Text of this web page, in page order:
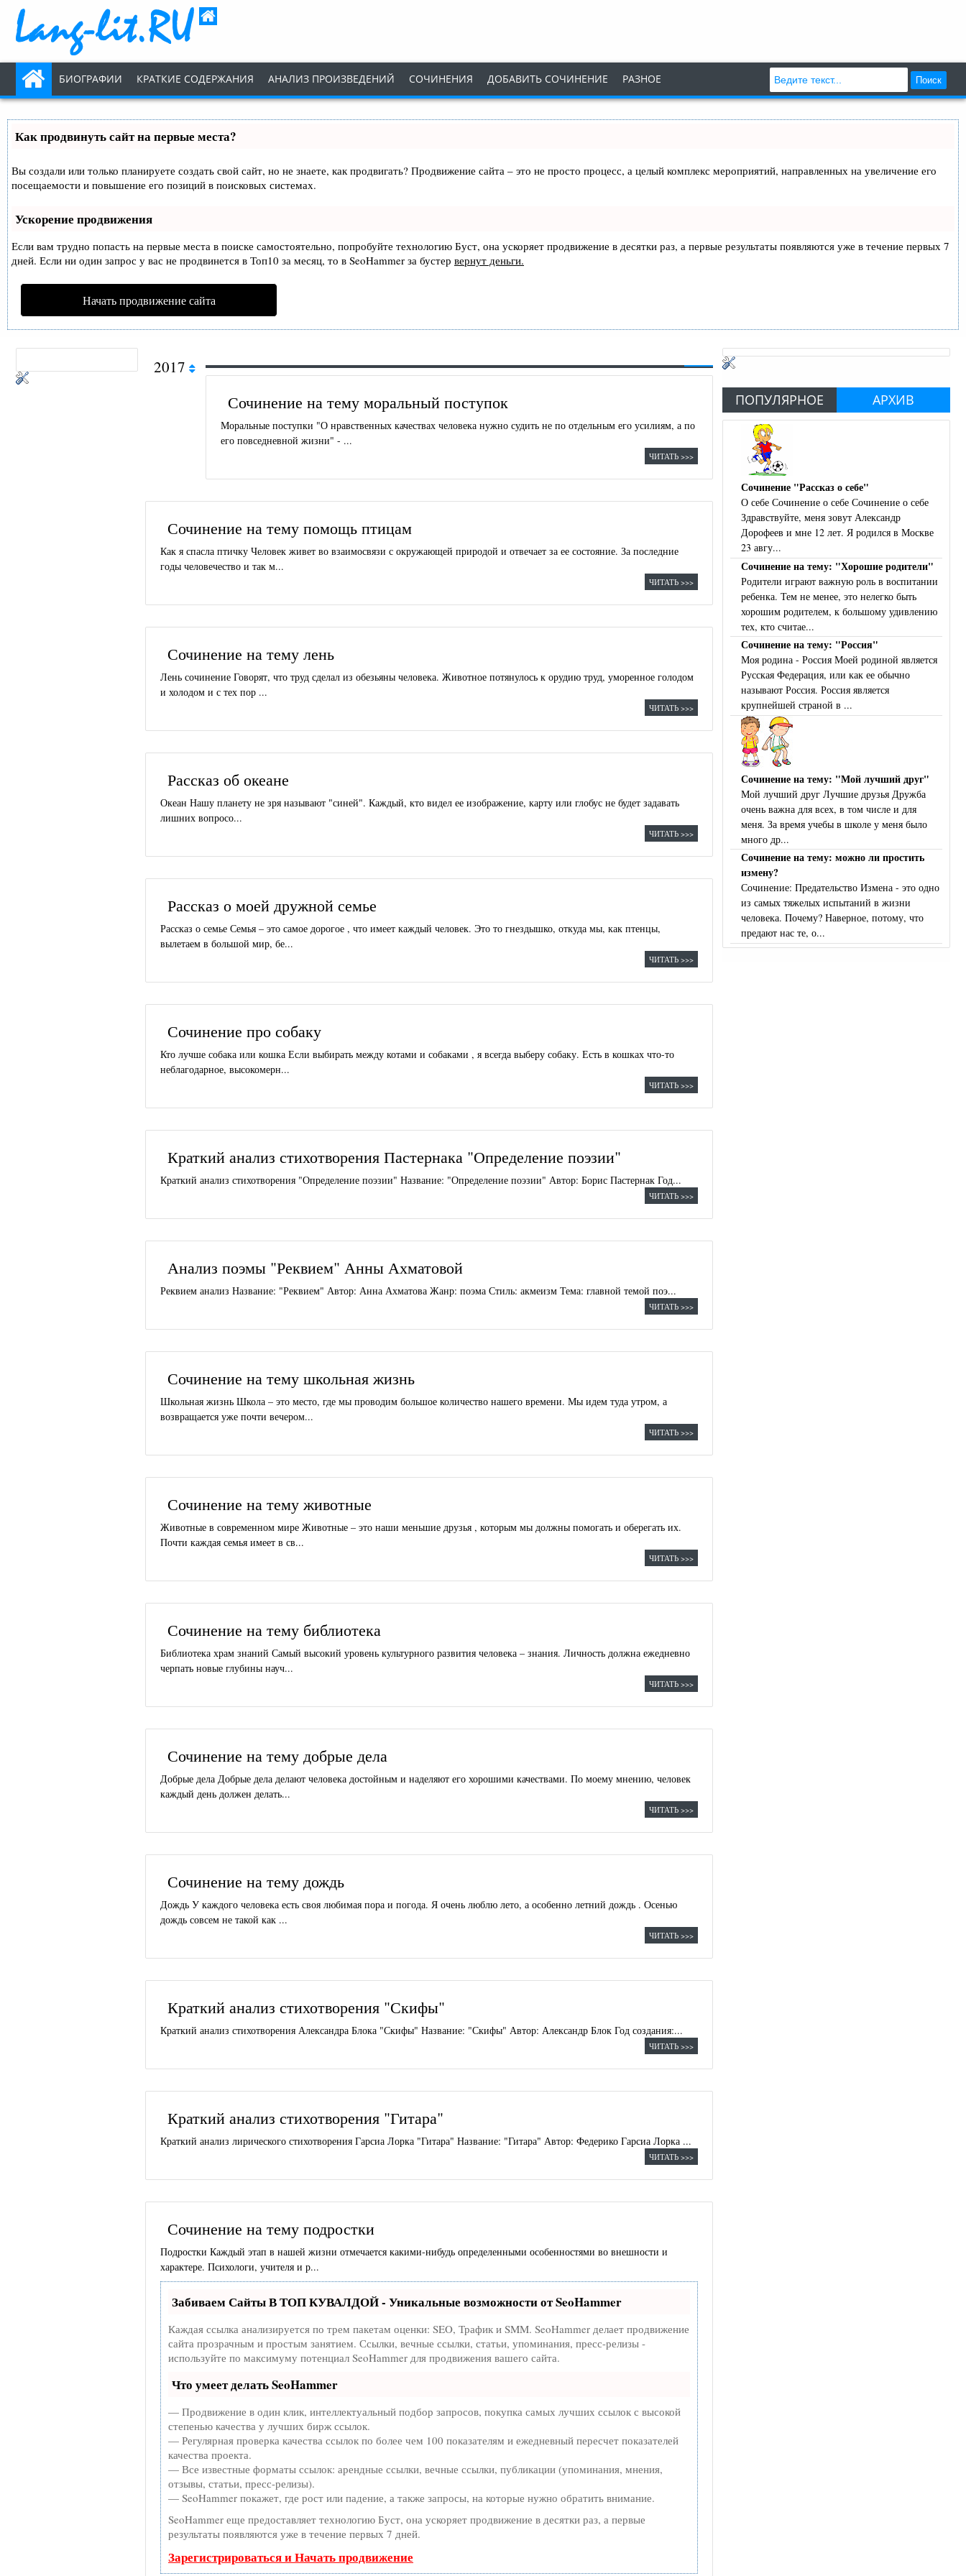
БИОГРАФИИ КРАТКИЕ СОДЕРЖАНИЯ АНАЛИЗ ПРОИЗВЕДЕНИЙ СОЧИНЕНИЯ ДОБАВИТЬ СОЧИНЕНИЕ РАЗНОЕ Поиск
Как продвинуть сайт на первые места?
Вы создали или только планируете создать свой сайт, но не знаете, как продвигать? Продвижение сайта – это не просто процесс, а целый комплекс мероприятий, направленных на увеличение его
посещаемости и повышение его позиций в поисковых системах.
Ускорение продвижения
Если вам трудно попасть на первые места в поиске самостоятельно, попробуйте технологию Буст, она ускоряет продвижение в десятки раз, а первые результаты появляются уже в течение первых 7
дней. Если ни один запрос у вас не продвинется в Топ10 за месяц, то в SeoHammer за бустер вернут деньги.
Начать продвижение сайта
2017
Сочинение на тему моральный поступок
Моральные поступки "О нравственных качествах человека нужно судить не по отдельным его усилиям, а по
его повседневной жизни" - ...
ЧИТАТЬ >>>
Сочинение на тему помощь птицам
Как я спасла птичку Человек живет во взаимосвязи с окружающей природой и отвечает за ее состояние. За последние
годы человечество и так м...
ЧИТАТЬ >>>
Сочинение на тему лень
Лень сочинение Говорят, что труд сделал из обезьяны человека. Животное потянулось к орудию труд, уморенное голодом
и холодом и с тех пор ...
ЧИТАТЬ >>>
Рассказ об океане
Океан Нашу планету не зря называют "синей". Каждый, кто видел ее изображение, карту или глобус не будет задавать
лишних вопросо...
ЧИТАТЬ >>>
Рассказ о моей дружной семье
Рассказ о семье Семья – это самое дорогое , что имеет каждый человек. Это то гнездышко, откуда мы, как птенцы,
вылетаем в большой мир, бе...
ЧИТАТЬ >>>
Сочинение про собаку
Кто лучше собака или кошка Если выбирать между котами и собаками , я всегда выберу собаку. Есть в кошках что-то
неблагодарное, высокомерн...
ЧИТАТЬ >>>
Краткий анализ стихотворения Пастернака "Определение поэзии"
Краткий анализ стихотворения "Определение поэзии" Название: "Определение поэзии" Автор: Борис Пастернак Год...
ЧИТАТЬ >>>
Анализ поэмы "Реквием" Анны Ахматовой
Реквием анализ Название: "Реквием" Автор: Анна Ахматова Жанр: поэма Стиль: акмеизм Тема: главной темой поэ...
ЧИТАТЬ >>>
Сочинение на тему школьная жизнь
Школьная жизнь Школа – это место, где мы проводим большое количество нашего времени. Мы идем туда утром, а
возвращается уже почти вечером...
ЧИТАТЬ >>>
Сочинение на тему животные
Животные в современном мире Животные – это наши меньшие друзья , которым мы должны помогать и оберегать их.
Почти каждая семья имеет в св...
ЧИТАТЬ >>>
Сочинение на тему библиотека
Библиотека храм знаний Самый высокий уровень культурного развития человека – знания. Личность должна ежедневно
черпать новые глубины науч...
ЧИТАТЬ >>>
Сочинение на тему добрые дела
Добрые дела Добрые дела делают человека достойным и наделяют его хорошими качествами. По моему мнению, человек
каждый день должен делать...
ЧИТАТЬ >>>
Сочинение на тему дождь
Дождь У каждого человека есть своя любимая пора и погода. Я очень люблю лето, а особенно летний дождь . Осенью
дождь совсем не такой как ...
ЧИТАТЬ >>>
Краткий анализ стихотворения "Скифы"
Краткий анализ стихотворения Александра Блока "Скифы" Название: "Скифы" Автор: Александр Блок Год создания:...
ЧИТАТЬ >>>
Краткий анализ стихотворения "Гитара"
Краткий анализ лирического стихотворения Гарсиа Лорка "Гитара" Название: "Гитара" Автор: Федерико Гарсиа Лорка ...
ЧИТАТЬ >>>
Сочинение на тему подростки
Подростки Каждый этап в нашей жизни отмечается какими-нибудь определенными особенностями во внешности и
характере. Психологи, учителя и р...
Забиваем Сайты В ТОП КУВАЛДОЙ - Уникальные возможности от SeoHammer
Каждая ссылка анализируется по трем пакетам оценки: SEO, Трафик и SMM. SeoHammer делает продвижение
сайта прозрачным и простым занятием. Ссылки, вечные ссылки, статьи, упоминания, пресс-релизы -
используйте по максимуму потенциал SeoHammer для продвижения вашего сайта.
Что умеет делать SeoHammer
— Продвижение в один клик, интеллектуальный подбор запросов, покупка самых лучших ссылок с высокой
степенью качества у лучших бирж ссылок.
— Регулярная проверка качества ссылок по более чем 100 показателям и ежедневный пересчет показателей
качества проекта.
— Все известные форматы ссылок: арендные ссылки, вечные ссылки, публикации (упоминания, мнения,
отзывы, статьи, пресс-релизы).
— SeoHammer покажет, где рост или падение, а также запросы, на которые нужно обратить внимание.
SeoHammer еще предоставляет технологию Буст, она ускоряет продвижение в десятки раз, а первые
результаты появляются уже в течение первых 7 дней.
Зарегистрироваться и Начать продвижение
ПОПУЛЯРНОЕ АРХИВ
Сочинение "Рассказ о себе"
О себе Сочинение о себе Сочинение о себе
Здравствуйте, меня зовут Александр
Дорофеев и мне 12 лет. Я родился в Москве
23 авгу...
Сочинение на тему: "Хорошие родители"
Родители играют важную роль в воспитании
ребенка. Тем не менее, это нелегко быть
хорошим родителем, к большому удивлению
тех, кто считае...
Сочинение на тему: "Россия"
Моя родина - Россия Моей родиной является
Русская Федерация, или как ее обычно
называют Россия. Россия является
крупнейшей страной в ...
Сочинение на тему: "Мой лучший друг"
Мой лучший друг Лучшие друзья Дружба
очень важна для всех, в том числе и для
меня. За время учебы в школе у меня было
много др...
Сочинение на тему: можно ли простить
измену?
Сочинение: Предательство Измена - это одно
из самых тяжелых испытаний в жизни
человека. Почему? Наверное, потому, что
предают нас те, о...